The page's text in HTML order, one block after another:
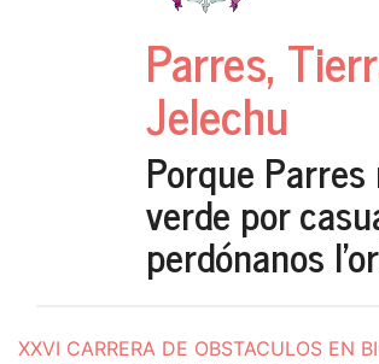
Parres,
Jelechu
Porque
verde por
perdónanos
XXVI CARRERA DE OBSTACULOS EN